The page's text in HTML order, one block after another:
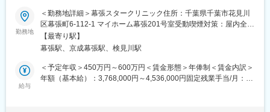
近隣の基幹病院や他クリニックへの挨拶回り、紹介フローの構
築。
■業務の魅力
おり、現在に至るまで計画値以上のスピードで成長しています。
これからはオンライン診療事業だけではなく新たに立ち上げた複
【仕事内容】
訪問診療クリニックの事務長候補として、クリニック運営全般に
携わっていただきます。
医師や看護師、医療事務スタッフなど多職種と連携しながら、よ
り良い診療体制づくりや働きやすい職場づくりを支える業務で
す。
勤務地
＜勤務地詳細＞幕張スタークリニック住所：千葉県千葉市花見川
区幕張町6-112-1 マイホーム幕張201号室受動喫煙対策：屋内全面
禁煙変更の範囲：会社の定める事業所
【最寄り駅】
幕張駅、京成幕張駅、検見川駅
給与
＜予定年収＞450万円～600万円＜賃金形態＞年俸制＜賃金内訳＞
年額（基本給）：3,768,000円～4,536,000円固定残業手当/月：